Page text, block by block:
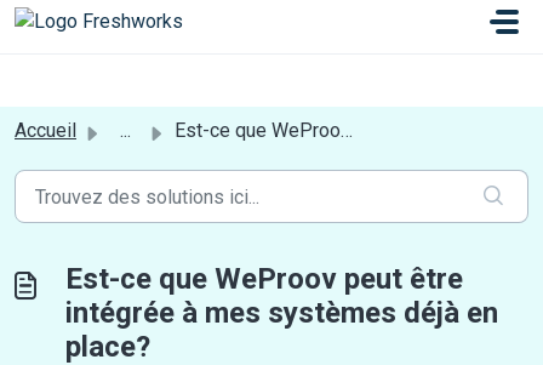
a[href*='login'] {display:none;}
Passer au contenu principal
Accueil ... Est-ce que WeProov peut être intégrée à mes systèmes déjà...
Est-ce que WeProov peut être
intégrée à mes systèmes déjà en
place?